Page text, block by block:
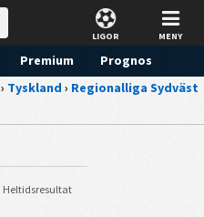
LIGOR MENY
Premium
Prognos
› Tyskland › Regionalliga Sydväst
Heltidsresultat